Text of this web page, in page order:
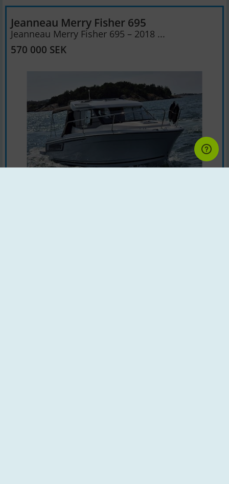
Jeanneau Merry Fisher 695
Jeanneau Merry Fisher 695 – 2018 ...
570 000 SEK